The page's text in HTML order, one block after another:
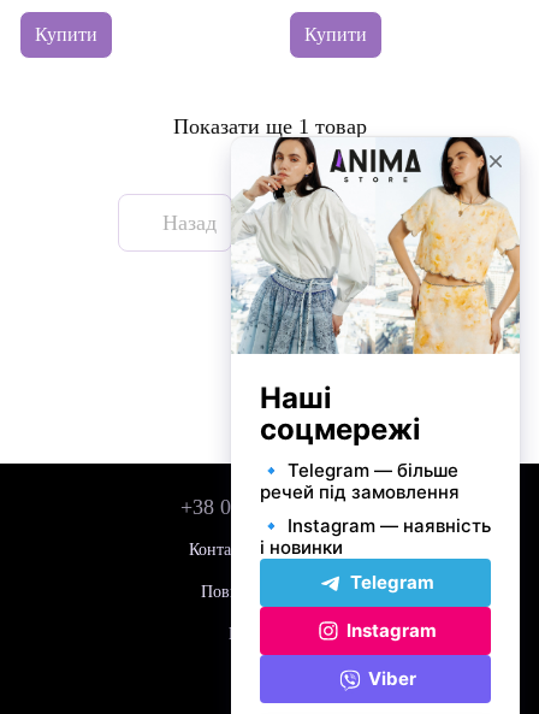
Купити Купити
Показати ще 1 товар
Назад 1з 2 Вперед
+38 050 743 01 42
Контактна інформація
Повна версія сайту
Мапа сайту